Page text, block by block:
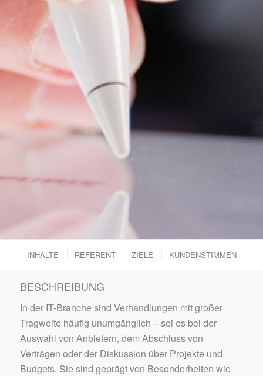
INHALTE REFERENT ZIELE KUNDENSTIMMEN
BESCHREIBUNG
In der IT-Branche sind Verhandlungen mit großer
Tragweite häufig unumgänglich – sei es bei der
Auswahl von Anbietern, dem Abschluss von
Verträgen oder der Diskussion über Projekte und
Budgets. Sie sind geprägt von Besonderheiten wie